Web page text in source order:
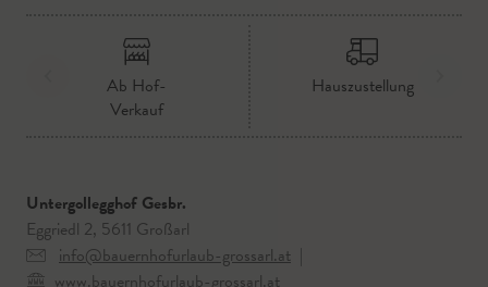
Ab Hof-
Verkauf
Hauszustellung
Untergollegghof Gesbr.
Eggriedl 2, 5611 Großarl
info@bauernhofurlaub-grossarl.at |
www.bauernhofurlaub-grossarl.at